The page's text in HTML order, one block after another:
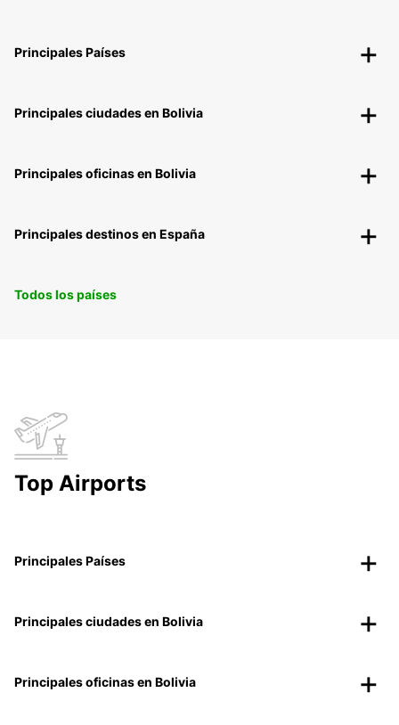
Principales Países
Principales ciudades en Bolivia
Principales oficinas en Bolivia
Principales destinos en España
Todos los países
Top Airports
Principales Países
Principales ciudades en Bolivia
Principales oficinas en Bolivia